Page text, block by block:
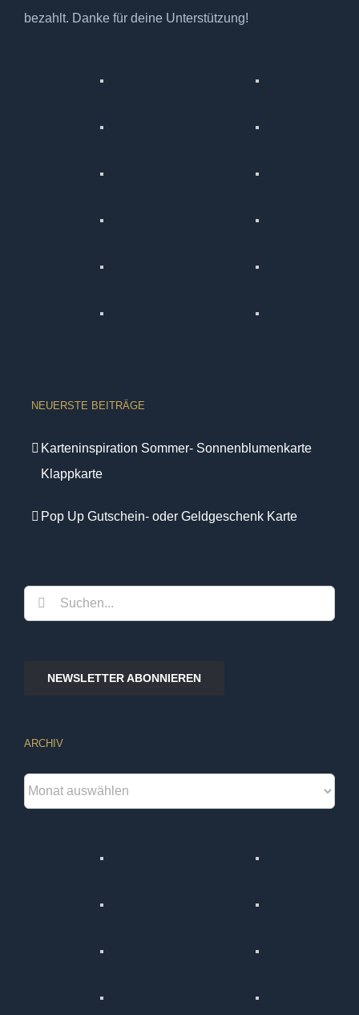
bezahlt. Danke für deine Unterstützung!
NEUERSTE BEITRÄGE
Karteninspiration Sommer- Sonnenblumenkarte
Klappkarte
Pop Up Gutschein- oder Geldgeschenk Karte
Suche
nach:
NEWSLETTER ABONNIEREN
ARCHIV
Archiv